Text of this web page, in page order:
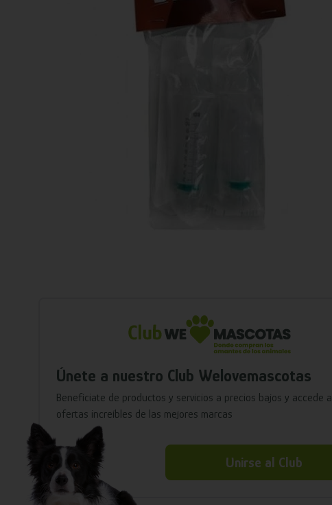
Únete a nuestro Club Welovemascotas
Benefíciate de productos y servicios a precios bajos y accede a
ofertas increíbles de las mejores marcas
Unirse al Club